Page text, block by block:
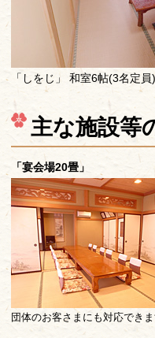
「しをじ」 和室6帖(3名定員)
主な施設等
「宴会場20畳」
団体のお客さまにも対応でき